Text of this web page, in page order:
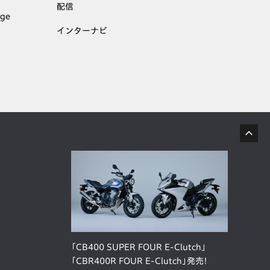
配信
インターナビ
「CB400 SUPER FOUR E-Clutch」
「CBR400R FOUR E-Clutch」発売！